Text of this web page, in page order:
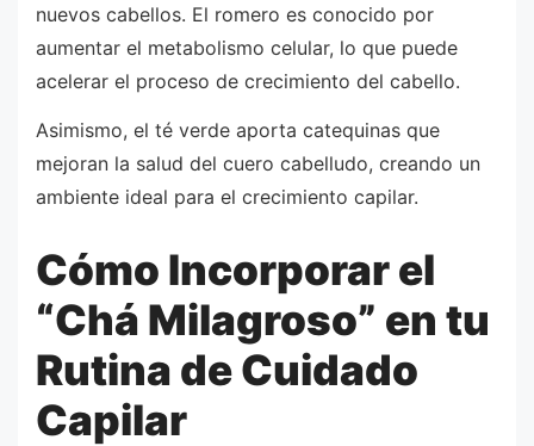
nuevos cabellos. El romero es conocido por
aumentar el metabolismo celular, lo que puede
acelerar el proceso de crecimiento del cabello.
Asimismo, el té verde aporta catequinas que
mejoran la salud del cuero cabelludo, creando un
ambiente ideal para el crecimiento capilar.
Cómo Incorporar el
“Chá Milagroso” en tu
Rutina de Cuidado
Capilar